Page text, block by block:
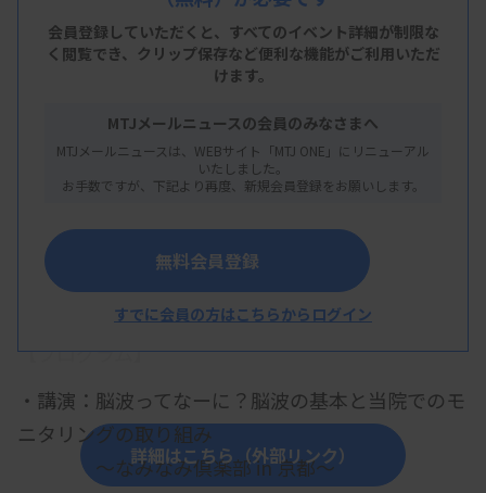
京都保健衛生専門学校 視聴覚室＋LIVE配信
主 催
概 要
【プログラム】
・講演：脳波ってなーに？脳波の基本と当院でのモ
ニタリングの取り組み
～なみなみ倶楽部 in 京都～
詳細はこちら（外部リンク）
会員登録していただくと、すべてのイベント詳細が制限な
く閲覧でき、 クリップ保存など便利な機能がご利用いただ
けます。
MTJメールニュースの会員のみなさまへ
MTJメールニュースは、WEBサイト「MTJ ONE」にリニューアル
いたしました。
お手数ですが、下記より再度、新規会員登録をお願いします。
無料会員登録
すでに会員の方はこちらからログイン